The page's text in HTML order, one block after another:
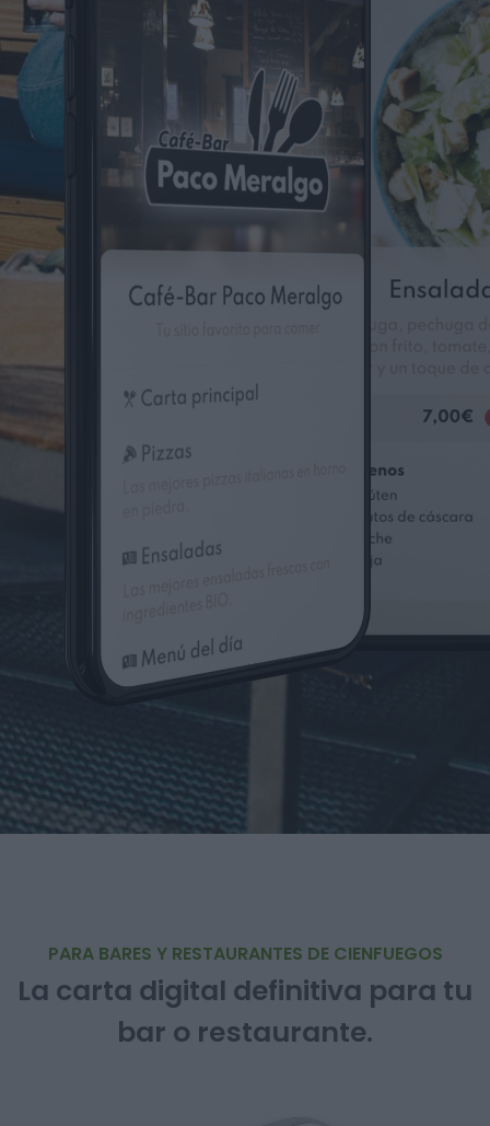
PARA BARES Y RESTAURANTES DE CIENFUEGOS
La carta digital definitiva para tu
bar o restaurante.